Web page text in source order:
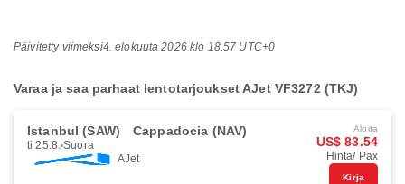
Päivitetty viimeksi4. elokuuta 2026 klo 18.57 UTC+0
Varaa ja saa parhaat lentotarjoukset AJet VF3272 (TKJ)
Istanbul (SAW) Cappadocia (NAV)
ti 25.8. Suora
AJet
Aloita
US$ 83.54
Hinta/ Pax
Kirja